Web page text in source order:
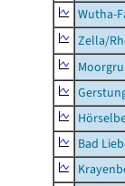
Wutha-
Zella/
Bad